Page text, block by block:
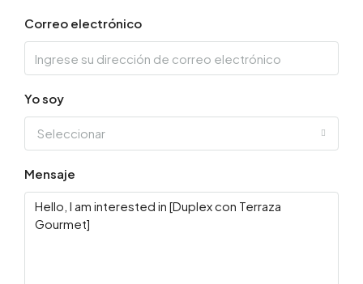
Correo electrónico
Yo soy
Seleccionar
Mensaje